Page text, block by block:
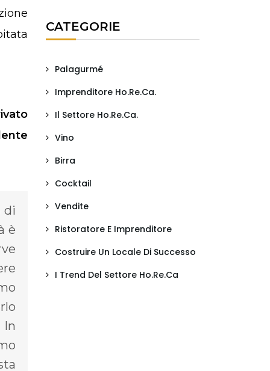
di
è
CATEGORIE
Palagurmé
Imprenditore Ho.Re.Ca.
Il Settore Ho.Re.Ca.
Vino
Birra
Cocktail
Vendite
Ristoratore E Imprenditore
Costruire Un Locale Di Successo
I Trend Del Settore Ho.Re.Ca